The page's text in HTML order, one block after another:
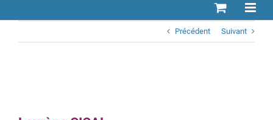
Précédent Suivant